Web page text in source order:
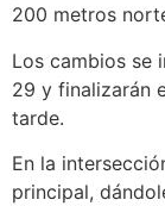
200 metros
Los cambios se
29 y finalizarán
tarde.
En la
principal,